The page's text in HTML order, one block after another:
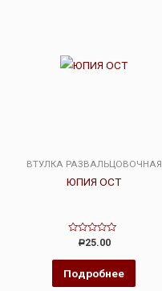
ВТУЛКА РАЗВАЛЬЦОВОЧНАЯ
ЮПИЯ ОСТ
Оценка
из
Р25.00
Подробнее